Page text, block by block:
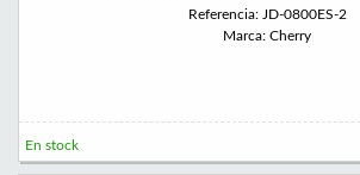
Referencia: JD-0800ES-2
Marca: Cherry
En stock